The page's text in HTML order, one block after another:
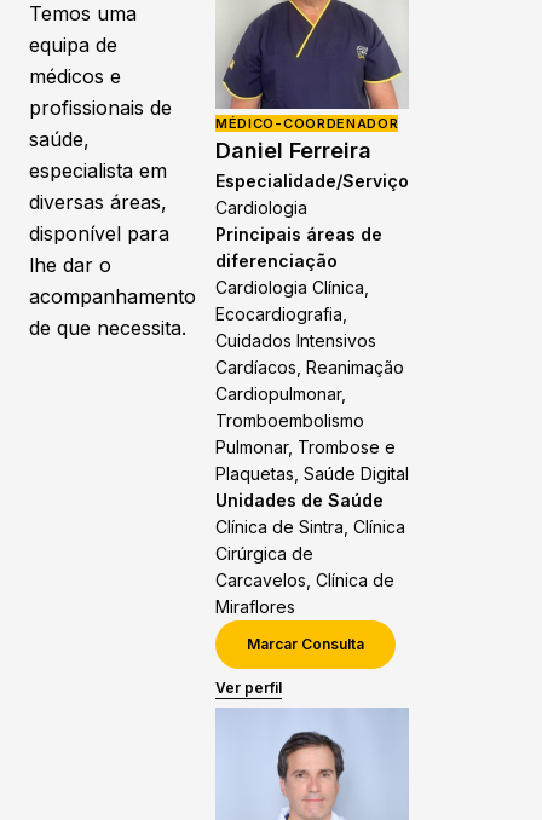
Temos uma
equipa de
médicos e
profissionais de
saúde,
especialista em
diversas áreas,
disponível para
lhe dar o
acompanhamento
de que necessita.
MÉDICO-COORDENADOR
Daniel Ferreira
Especialidade/Serviço
Cardiologia
Principais áreas de
diferenciação
Cardiologia Clínica,
Ecocardiografia,
Cuidados Intensivos
Cardíacos, Reanimação
Cardiopulmonar,
Tromboembolismo
Pulmonar, Trombose e
Plaquetas, Saúde Digital
Unidades de Saúde
Clínica de Sintra, Clínica
Cirúrgica de
Carcavelos, Clínica de
Miraflores
Marcar Consulta
Ver perfil